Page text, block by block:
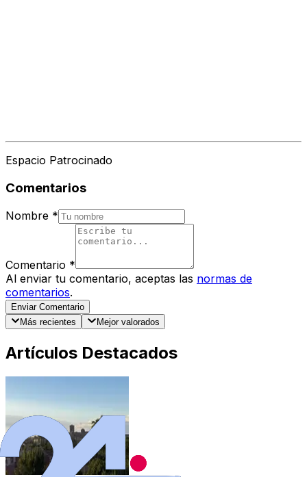
Espacio Patrocinado
Comentarios
Nombre *
Comentario *
Al enviar tu comentario, aceptas las normas de
comentarios.
Enviar Comentario
Más recientes
Mejor valorados
Artículos Destacados